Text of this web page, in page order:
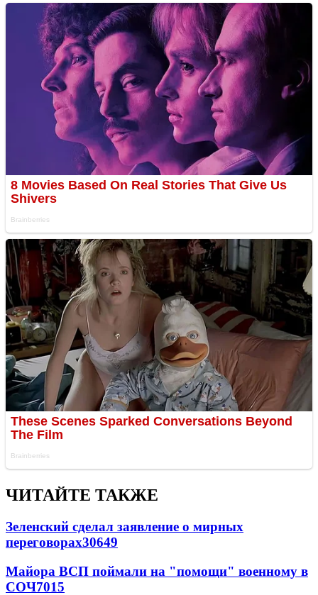
ЧИТАЙТЕ ТАКЖЕ
Зеленский сделал заявление о мирных
переговорах30649
Майора ВСП поймали на "помощи" военному в
СОЧ7015